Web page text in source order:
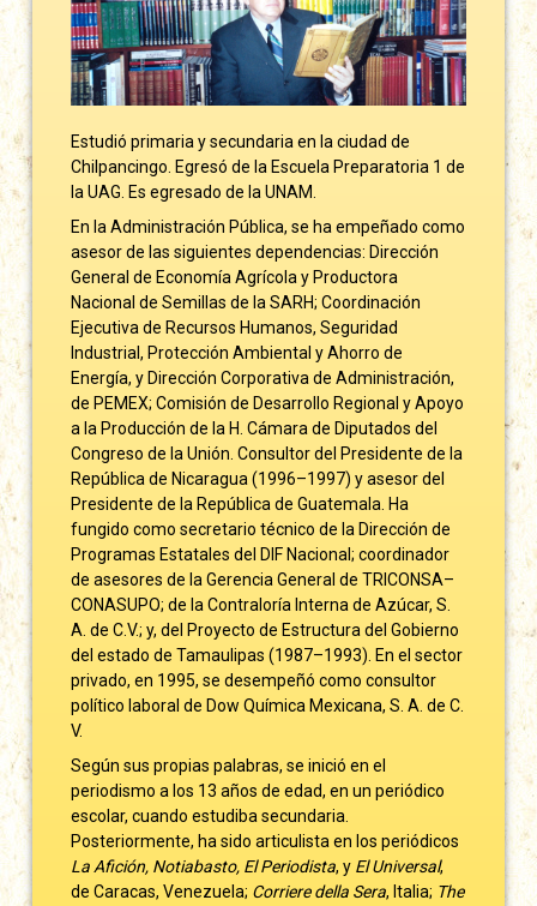
Estudió primaria y secundaria en la ciudad de
Chilpancingo. Egresó de la Escuela Preparatoria 1 de
la UAG. Es egresado de la UNAM.
En la Administración Pública, se ha empeñado como
asesor de las siguientes dependencias: Dirección
General de Economía Agrícola y Productora
Nacional de Semillas de la SARH; Coordinación
Ejecutiva de Recursos Humanos, Seguridad
Industrial, Protección Ambiental y Ahorro de
Energía, y Dirección Corporativa de Administración,
de PEMEX; Comisión de Desarrollo Regional y Apoyo
a la Producción de la H. Cámara de Diputados del
Congreso de la Unión. Consultor del Presidente de la
República de Nicaragua (1996–1997) y asesor del
Presidente de la República de Guatemala. Ha
fungido como secretario técnico de la Dirección de
Programas Estatales del DIF Nacional; coordinador
de asesores de la Gerencia General de TRICONSA–
CONASUPO; de la Contraloría Interna de Azúcar, S.
A. de C.V.; y, del Proyecto de Estructura del Gobierno
del estado de Tamaulipas (1987–1993). En el sector
privado, en 1995, se desempeñó como consultor
político laboral de Dow Química Mexicana, S. A. de C.
V.
Según sus propias palabras, se inició en el
periodismo a los 13 años de edad, en un periódico
escolar, cuando estudiba secundaria.
Posteriormente, ha sido articulista en los periódicos
La Afición, Notiabasto, El Periodista, y El Universal,
de Caracas, Venezuela; Corriere della Sera, Italia; The